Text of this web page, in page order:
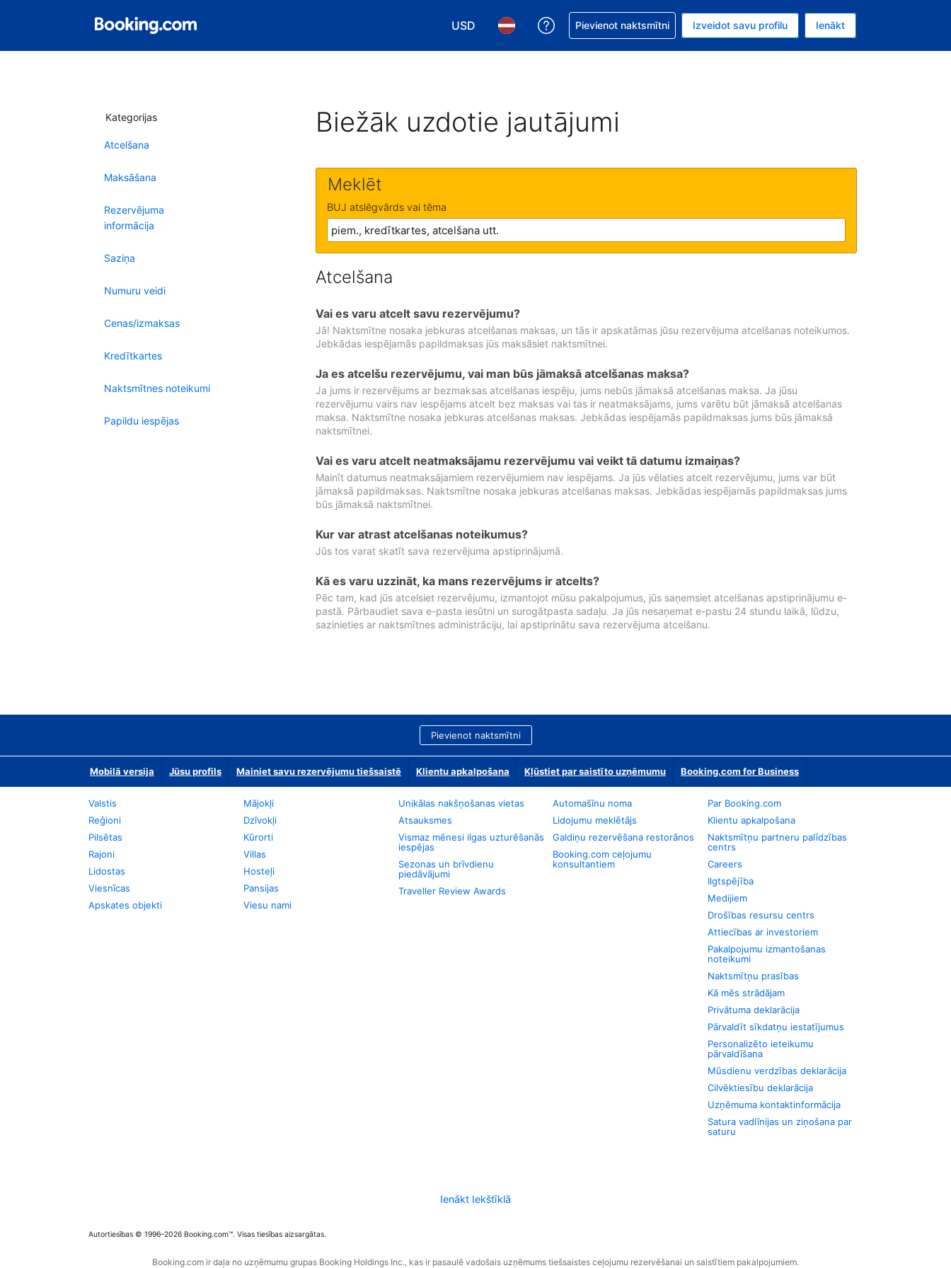
USD
Izvēlēties valūtu. Jūsu pašreizējā valūta ir ASV dolārs.
Izvēlēties valodu. Jūsu pašreizējā valoda ir Latviski.
Saņemiet palīdzību saistībā ar savu rezervējumu.
Pievienot naktsmītni Izveidot savu profilu Ienākt
Kategorijas
Atcelšana
Maksāšana
Rezervējuma
informācija
Saziņa
Numuru veidi
Cenas/izmaksas
Kredītkartes
Naktsmītnes noteikumi
Papildu iespējas
Biežāk uzdotie jautājumi
Meklēt
BUJ atslēgvārds vai tēma
Atcelšana
Vai es varu atcelt savu rezervējumu?
Jā! Naktsmītne nosaka jebkuras atcelšanas maksas, un tās ir apskatāmas jūsu rezervējuma atcelšanas noteikumos.
Jebkādas iespējamās papildmaksas jūs maksāsiet naktsmītnei.
Ja es atcelšu rezervējumu, vai man būs jāmaksā atcelšanas maksa?
Ja jums ir rezervējums ar bezmaksas atcelšanas iespēju, jums nebūs jāmaksā atcelšanas maksa. Ja jūsu
rezervējumu vairs nav iespējams atcelt bez maksas vai tas ir neatmaksājams, jums varētu būt jāmaksā atcelšanas
maksa. Naktsmītne nosaka jebkuras atcelšanas maksas. Jebkādas iespējamās papildmaksas jums būs jāmaksā
naktsmītnei.
Vai es varu atcelt neatmaksājamu rezervējumu vai veikt tā datumu izmaiņas?
Mainīt datumus neatmaksājamiem rezervējumiem nav iespējams. Ja jūs vēlaties atcelt rezervējumu, jums var būt
jāmaksā papildmaksas. Naktsmītne nosaka jebkuras atcelšanas maksas. Jebkādas iespējamās papildmaksas jums
būs jāmaksā naktsmītnei.
Kur var atrast atcelšanas noteikumus?
Jūs tos varat skatīt sava rezervējuma apstiprinājumā.
Kā es varu uzzināt, ka mans rezervējums ir atcelts?
Pēc tam, kad jūs atcelsiet rezervējumu, izmantojot mūsu pakalpojumus, jūs saņemsiet atcelšanas apstiprinājumu e-
pastā. Pārbaudiet sava e-pasta iesūtni un surogātpasta sadaļu. Ja jūs nesaņemat e-pastu 24 stundu laikā, lūdzu,
sazinieties ar naktsmītnes administrāciju, lai apstiprinātu sava rezervējuma atcelšanu.
Pievienot naktsmītni
Mobilā versija Jūsu profils Mainiet savu rezervējumu tiešsaistē Klientu apkalpošana Kļūstiet par saistīto uzņēmumu Booking.com for Business
Valstis
Reģioni
Pilsētas
Rajoni
Lidostas
Viesnīcas
Apskates objekti
Mājokļi
Dzīvokļi
Kūrorti
Villas
Hosteļi
Pansijas
Viesu nami
Unikālas nakšņošanas vietas
Atsauksmes
Vismaz mēnesi ilgas uzturēšanās
iespējas
Sezonas un brīvdienu
piedāvājumi
Traveller Review Awards
Automašīnu noma
Lidojumu meklētājs
Galdiņu rezervēšana restorānos
Booking.com ceļojumu
konsultantiem
Par Booking.com
Klientu apkalpošana
Naktsmītņu partneru palīdzības
centrs
Careers
Ilgtspējība
Medijiem
Drošības resursu centrs
Attiecības ar investoriem
Pakalpojumu izmantošanas
noteikumi
Naktsmītņu prasības
Kā mēs strādājam
Privātuma deklarācija
Pārvaldīt sīkdatņu iestatījumus
Personalizēto ieteikumu
pārvaldīšana
Mūsdienu verdzības deklarācija
Cilvēktiesību deklarācija
Uzņēmuma kontaktinformācija
Satura vadlīnijas un ziņošana par
saturu
Ienākt Iekštīklā
Autortiesības © 1996–2026 Booking.com™. Visas tiesības aizsargātas.
Booking.com ir daļa no uzņēmumu grupas Booking Holdings Inc., kas ir pasaulē vadošais uzņēmums tiešsaistes ceļojumu rezervēšanai un saistītiem pakalpojumiem.